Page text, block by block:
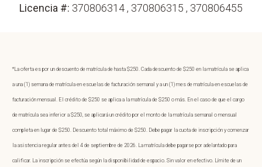
Licencia #: 370806314 , 370806315 , 370806455
*La oferta es por un descuento de matrícula de hasta $250. Cada descuento de $250 en la matrícula se aplica
a una (1) semana de matrícula en escuelas de facturación semanal y a un (1) mes de matrícula en escuelas de
facturación mensual. El crédito de $250 se aplica a la matrícula de $250 o más. En el caso de que el cargo
de matrícula sea inferior a $250, se aplicará un crédito por el monto de la matrícula semanal o mensual
completa en lugar de $250. Descuento total máximo de $250. Debe pagar la cuota de inscripción y comenzar
la asistencia regular antes del 4 de septiembre de 2026. La matrícula debe pagarse por adelantado para
calificar. La inscripción se efectúa según la disponibilidad de espacio. Sin valor en efectivo. Límite de un